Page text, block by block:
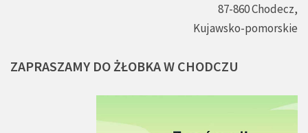
87-860 Chodecz,
Kujawsko-pomorskie
ZAPRASZAMY DO ŻŁOBKAW CHODCZU